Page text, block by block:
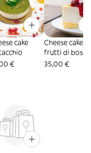
cake
€
Cheese cake
frutti di bosco
35,00 €